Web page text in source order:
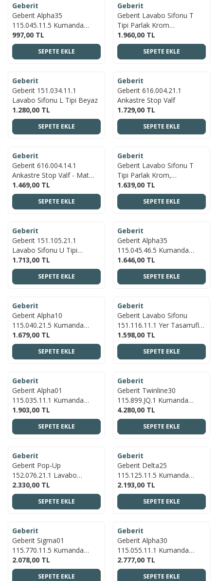
YENI
Geberit
Geberit Alpha35
115.045.11.5 Kumanda
Kapağı - Beyaz
997,00 TL
SEPETE EKLE
YENI
Geberit
Geberit Lavabo Sifonu T
Tipi Parlak Krom
151.034.21.1
1.960,00 TL
SEPETE EKLE
YENI
ÜCRETSIZ KARGO
Geberit
Geberit 151.034.11.1
Lavabo Sifonu L Tipi Beyaz
1.280,00 TL
SEPETE EKLE
YENI
ÜCRETSIZ KARGO
Geberit
Geberit 616.004.21.1
Ankastre Stop Valf
1.729,00 TL
SEPETE EKLE
YENI
ÜCRETSIZ KARGO
Geberit
Geberit 616.004.14.1
Ankastre Stop Valf - Mat
Siyah
1.469,00 TL
SEPETE EKLE
YENI
ÜCRETSIZ KARGO
Geberit
Geberit Lavabo Sifonu T
Tipi Parlak Krom,
151.024.21.1
1.639,00 TL
SEPETE EKLE
YENI
ÜCRETSIZ KARGO
Geberit
Geberit 151.105.21.1
Lavabo Sifonu U Tipi
Parlak-Krom
1.713,00 TL
SEPETE EKLE
YENI
ÜCRETSIZ KARGO
Geberit
Geberit Alpha35
115.045.46.5 Kumanda
Kapağı - Mat Krom
1.646,00 TL
SEPETE EKLE
YENI
ÜCRETSIZ KARGO
Geberit
Geberit Alpha10
115.040.21.5 Kumanda
Kapağı - Parlak Krom
1.679,00 TL
SEPETE EKLE
YENI
ÜCRETSIZ KARGO
Geberit
Geberit Lavabo Sifonu
151.116.11.1 Yer Tasarruflu,
G1 32mm
1.598,00 TL
SEPETE EKLE
YENI
ÜCRETSIZ KARGO
Geberit
Geberit Alpha01
115.035.11.1 Kumanda
Kapağı - Beyaz
1.903,00 TL
SEPETE EKLE
YENI
ÜCRETSIZ KARGO
Geberit
Geberit Twinline30
115.899.JQ.1 Kumanda
Kapağı - Mat Krom
4.280,00 TL
SEPETE EKLE
YENI
ÜCRETSIZ KARGO
Geberit
Geberit Pop-Up
152.076.21.1 Lavabo
Süzgeci, Parlak Krom
2.330,00 TL
SEPETE EKLE
YENI
ÜCRETSIZ KARGO
Geberit
Geberit Delta25
115.125.11.5 Kumanda
Paneli Çift Basmalı - Beyaz
2.193,00 TL
SEPETE EKLE
YENI
ÜCRETSIZ KARGO
Geberit
Geberit Sigma01
115.770.11.5 Kumanda
Kapağı , Çift Basmalı, Beyaz
2.078,00 TL
SEPETE EKLE
YENI
ÜCRETSIZ KARGO
Geberit
Geberit Alpha30
115.055.11.1 Kumanda
Kapağı Çift Basmalı, Beyaz
2.777,00 TL
SEPETE EKLE